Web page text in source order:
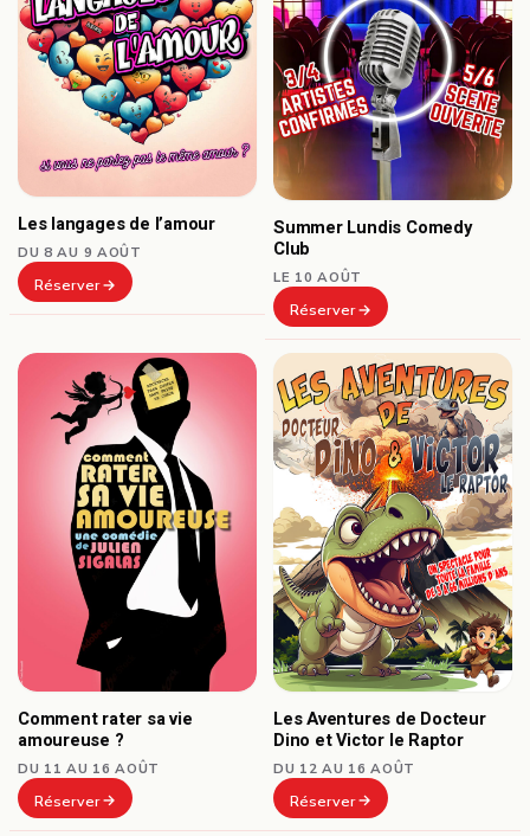
Les langages de l’amour
DU 8 AU 9 AOÛT
Réserver
Summer Lundis Comedy
Club
LE 10 AOÛT
Réserver
Comment rater sa vie
amoureuse ?
DU 11 AU 16 AOÛT
Réserver
Les Aventures de Docteur
Dino et Victor le Raptor
DU 12 AU 16 AOÛT
Réserver